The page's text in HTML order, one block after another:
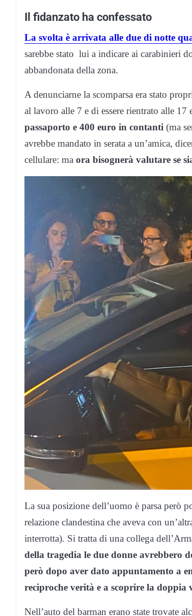
Il fidanzato ha confessato
La svolta è arrivata alle due di notte
sarebbe stato lui a indicare ai carabinieri
abbandonata della zona.
A denunciarne la scomparsa era stato
al lavoro alle 7 e di essere rientrato alle 17
passaporto e 400 euro in contanti (ma
avrebbe mandato in serata a un’amica,
cellulare: ma ora bisognerà valutare se
La sua posizione dell’uomo è parsa però
relazione clandestina che aveva con
interrotta). Si tratta di una collega
della tragedia le due donne avrebbero
però dopo aver dato appuntamento a
reciproche verità e a scoprire la doppia
Nell’auto del barman erano state trovate